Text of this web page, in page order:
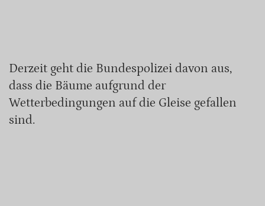
Derzeit geht die Bundespolizei davon aus,
dass die Bäume aufgrund der
Wetterbedingungen auf die Gleise gefallen
sind.